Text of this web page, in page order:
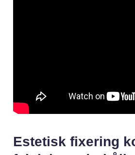
Estetisk fixering